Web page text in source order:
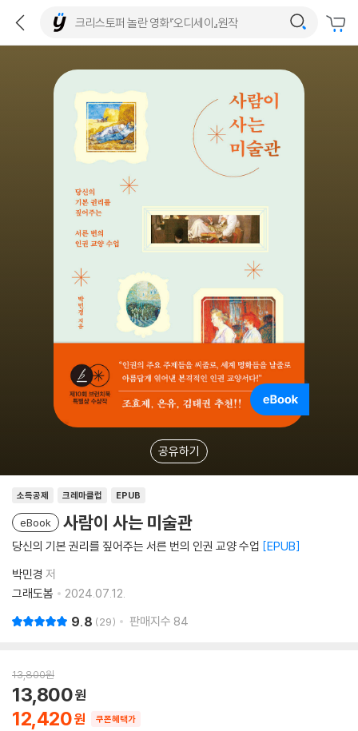
공유하기
소득공제 크레마클럽 EPUB
eBook 사람이 사는 미술관
당신의 기본 권리를 짚어주는 서른 번의 인권 교양 수업 EPUB
박민경 저
그래도봄
2024.07.12.
9.8 29 판매지수 84
13,800원
12,420
13,800
쿠폰혜택가